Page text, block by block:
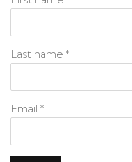
Last name *
Email *